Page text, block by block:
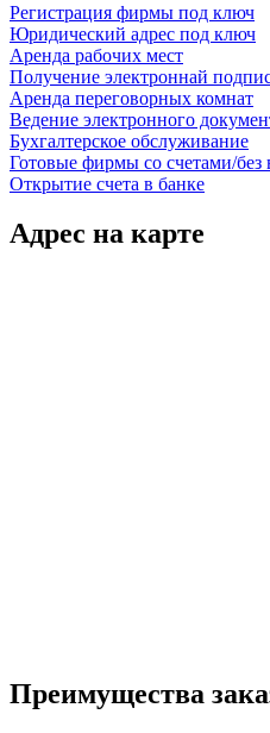
Регистрация фирмы под ключ
Юридический адрес под ключ
Аренда рабочих мест
Получение электроннай
Аренда переговорных комнат
Ведение электронного
Бухгалтерское обслуживание
Готовые фирмы со счетами/без
Открытие счета в банке
Адрес на карте
Преимущества